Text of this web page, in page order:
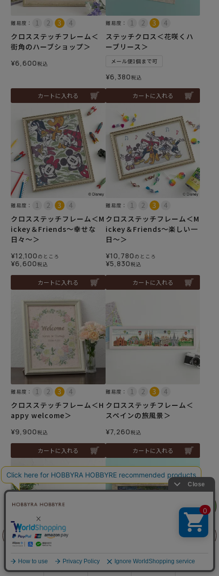
商品を探す 手芸を学ぶ ガイド 店舗情報 ログイン
前に戻る
フェア
難易度：
クロスステッチフレーム＜
街角のハーブショップ＞
¥6,600税込
カートに入れる
難易度：
ステッチクロス＜花咲くハ
ーブリース＞
メール便1個まで可
¥6,380税込
カートに入れる
難易度：
クロスステッチフレーム＜M
ickey＆Friends～幸せな
日々～＞
¥12,100 のところ
¥6,600税込
カートに入れる
難易度：
クロスステッチフレーム＜M
ickey＆Friends～楽しい一
日～＞
¥10,780 のところ
¥5,830税込
カートに入れる
難易度：
クロスステッチフレーム＜H
appy welcome＞
¥9,900税込
カートに入れる
難易度：
クロスステッチフレーム＜
スペインの旅風景＞
¥7,260税込
カートに入れる
難易度：
クロスステッチフレーム＜
難易度：
クロスステッチミニフレー